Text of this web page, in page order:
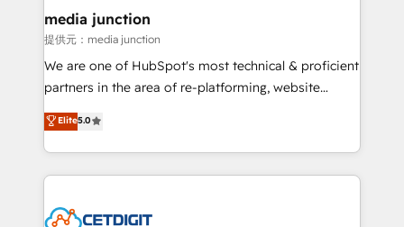
Mexico, USA, and Portugal—we've executed over a
hundred successful operations. Our approach,
rooted in RevOps principles, integrates analysis,
training, planning, and qualification. Leveraging
inbound marketing tactics, we focus on
understanding, nurturing, and converting leads.
competitive market.
media junction
提供元：media junction
We are one of HubSpot's most technical & proficient
partners in the area of re-platforming, website
design & development. We specialize in multi-hub
implementations for mid-market & enterprise
companies. We are woman-owned, powered by
coffee, and we ❤️ dogs. We produce award-winning
Impact Award 🏆2022 Technical Expertise Impact
Elite5.0